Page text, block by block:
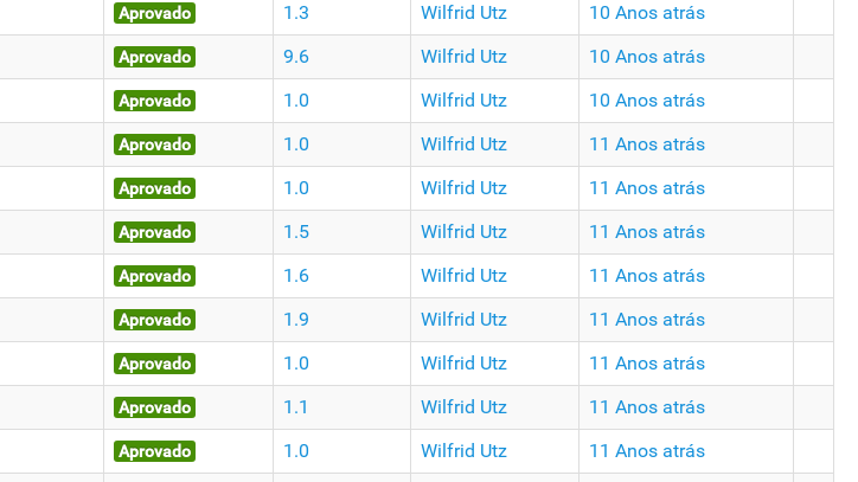
Aprovado 1.3 Wilfrid Utz
10 Anos atrás
Aprovado 9.6 Wilfrid Utz
10 Anos atrás
Aprovado 1.0 Wilfrid Utz
10 Anos atrás
Aprovado 1.0 Wilfrid Utz
11 Anos atrás
Aprovado 1.0 Wilfrid Utz
11 Anos atrás
Aprovado 1.5 Wilfrid Utz
11 Anos atrás
Aprovado 1.6 Wilfrid Utz
11 Anos atrás
Aprovado 1.9 Wilfrid Utz
11 Anos atrás
Aprovado 1.0 Wilfrid Utz
11 Anos atrás
Aprovado 1.1 Wilfrid Utz
11 Anos atrás
Aprovado 1.0 Wilfrid Utz
11 Anos atrás